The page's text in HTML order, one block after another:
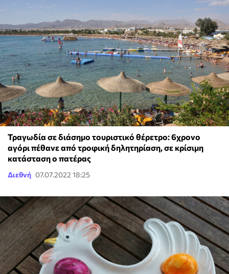
Τραγωδία σε διάσημο τουριστικό θέρετρο: 6χρονο
αγόρι πέθανε από τροφική δηλητηρίαση, σε κρίσιμη
κατάσταση ο πατέρας
Διεθνή 07.07.2022 18:25